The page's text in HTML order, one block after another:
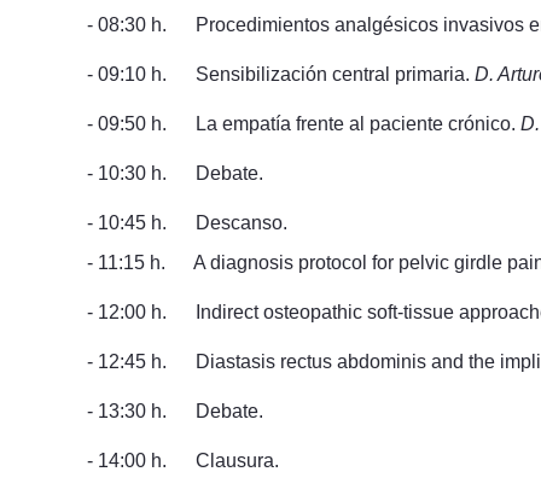
- 08:30 h. Procedimientos analgésicos invasivos
- 09:10 h. Sensibilización central primaria.D.
- 09:50 h. La empatía frente al paciente crónico.
- 10:30 h. Debate.
- 10:45 h. Descanso.
- 11:15 h. A diagnosis protocol for pelvic girdle
- 12:00 h. Indirect osteopathic soft-tissue
- 12:45 h. Diastasis rectus abdominis and the
- 13:30 h. Debate.
- 14:00 h. Clausura.